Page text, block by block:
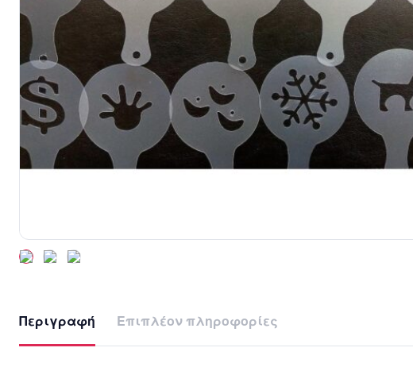
Περιγραφή Επιπλέον πληροφορίες